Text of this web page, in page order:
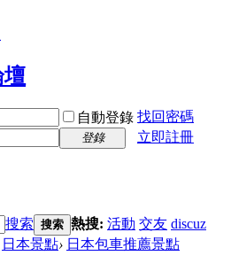
自動登錄 找回密碼
登錄
立即註冊
搜索 搜索 熱搜: 活動 交友 discuz
日本景點› 日本包車推薦景點